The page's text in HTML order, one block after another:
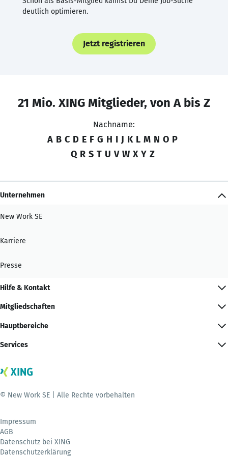
deutlich optimieren.
Jetzt registrieren
21 Mio. XING Mitglieder, von A bis Z
Nachname:
A B C D E F G H I J K L M N O P
Q R S T U V W X Y Z
Unternehmen
New Work SE
Karriere
Presse
Hilfe & Kontakt
Mitgliedschaften
Hauptbereiche
Services
© New Work SE | Alle Rechte vorbehalten
Impressum
AGB
Datenschutz bei XING
Datenschutzerklärung